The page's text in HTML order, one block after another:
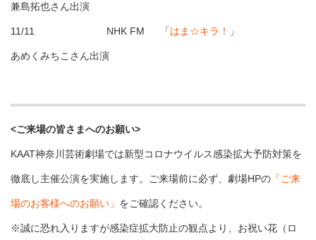
兼島拓也さん出演
11/11 NHK FM 「はま☆キラ！ 」
あめくみちこさん出演
<ご来場の皆さまへのお願い>
KAAT神奈川芸術劇場では新型コロナウイルス感染拡大予防対策を
徹底し主催公演を実施します。ご来場前に必ず、劇場HPの 「ご来
場のお客様へのお願い」 をご確認ください。
※誠に恐れ入りますが感染症拡大防止の観点より、お祝い花（ロ